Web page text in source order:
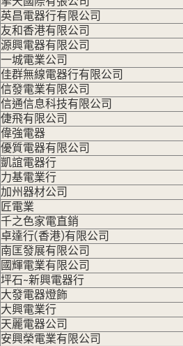
英昌電器行有限公司
友和香港有限公司
源興電器有限公司
一城電業公司
佳群無線電器行有限公司
信發電業有限公司
信通信息科技有限公司
倢飛有限公司
偉強電器
優質電器有限公司
凱誼電器行
力基電業行
加州器材公司
匠電業
千之色家電直銷
卓達行(香港)有限公司
南匡發展有限公司
國輝電業有限公司
坪石~新興電器行
大發電器燈飾
大興電業行
天麗電器公司
安興榮電業有限公司